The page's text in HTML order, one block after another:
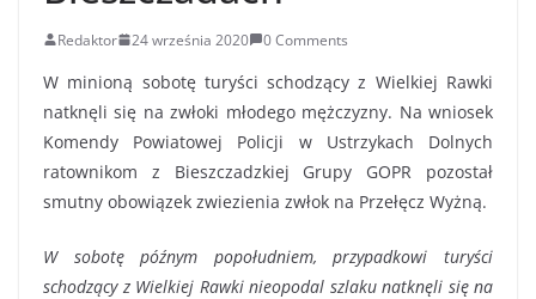
Redaktor 24 września 2020 0 Comments
W minioną sobotę turyści schodzący z Wielkiej Rawki
natknęli się na zwłoki młodego mężczyzny. Na wniosek
Komendy Powiatowej Policji w Ustrzykach Dolnych
ratownikom z Bieszczadzkiej Grupy GOPR pozostał
smutny obowiązek zwiezienia zwłok na Przełęcz Wyżną.
W sobotę późnym popołudniem, przypadkowi turyści
schodzący z Wielkiej Rawki nieopodal szlaku natknęli się na